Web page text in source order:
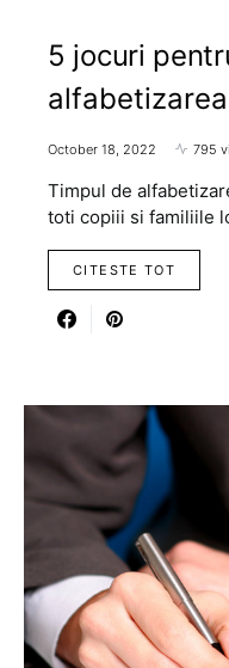
5 jocuri
alfabetizarea
October 18, 2022 795
Timpul de
toti copiii si familiile
CITESTE TOT